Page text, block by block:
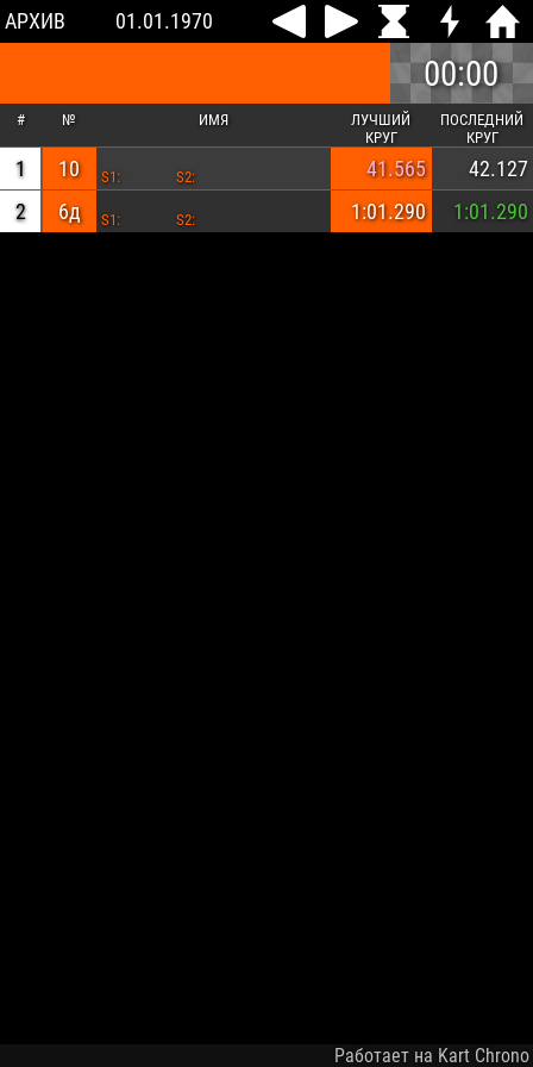
АРХИВ 01.01.1970
00:00
# № ИМЯ
ЛУЧШИЙ
КРУГ
ПОСЛЕДНИЙ
КРУГ
1 10 S1: S2: 41.565
42.127
2
6д S1: S2: 1:01.290 1:01.290
Работает на Kart Chrono